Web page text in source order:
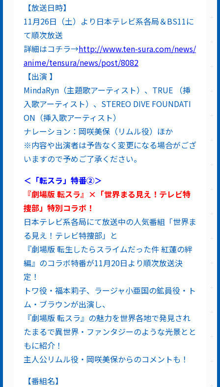
【放送日時】
11月26日（土）より日本テレビ系各局＆BS11に
て順次放送
詳細はコチラ→http://www.ten-sura.com/news/
anime/tensura/news/post/8082
【出演 】
MindaRyn（主題歌アーティスト）、TRUE （挿
入歌アーティスト）、STEREO DIVE FOUNDATI
ON（挿入歌アーティスト）
ナレーション：岡咲美保（リムル役）ほか
※内容や出演者は予告なく変更になる場合がござ
いますので予めご了承ください。
＜「転スラ」特番②＞
『劇場版 転スラ』×「世界まる見え！テレビ特
捜部」特別コラボ！
日本テレビ系各局にて放送中の人気番組「世界ま
る見え！テレビ特捜部」と
『劇場版 転生したらスライムだった件 紅蓮の絆
編』のコラボ特番が11月20日より順次放送決
定！
トワ役・福本莉子、ラージャ小亜国の鉱員役・ト
ム・ブラウンが出演し、
『劇場版 転スラ』の魅力を世界各地で発見され
たまるで異世界・ファンタジーのような光景とと
もに紹介！
主人公リムル役・岡咲美保からのコメントも！
【番組名】